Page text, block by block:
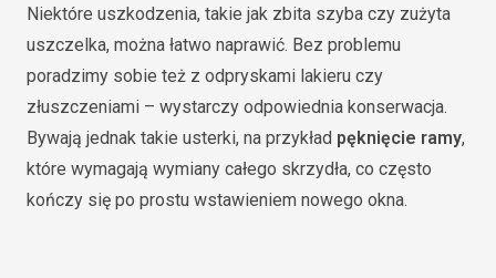
Niektóre uszkodzenia, takie jak zbita szyba czy zużyta
uszczelka, można łatwo naprawić. Bez problemu
poradzimy sobie też z odpryskami lakieru czy
złuszczeniami – wystarczy odpowiednia konserwacja.
Bywają jednak takie usterki, na przykład pęknięcie ramy,
które wymagają wymiany całego skrzydła, co często
kończy się po prostu wstawieniem nowego okna.